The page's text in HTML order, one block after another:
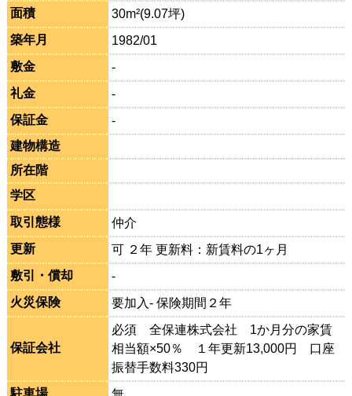
面積
30m²(9.07坪)
築年月
1982/01
敷金
-
礼金
-
保証金
-
建物構造
所在階
学区
取引態様
仲介
更新
可 ２年 更新料：新賃料の1ヶ月
敷引・償却
-
火災保険
要加入- 保険期間２年
保証会社
必須 全保連株式会社 1か月分の家賃
相当額×50％ １年更新13,000円 口座
振替手数料330円
駐車場